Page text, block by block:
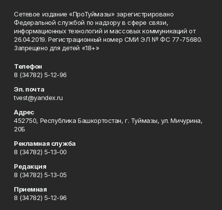
Сетевое издание «ПроТуймазы» зарегистрировано
Федеральной службой по надзору в сфере связи,
информационных технологий и массовых коммуникаций от
26.04.2019. Регистрационный номер СМИ ЭЛ № ФС 77-75680.
Запрещено для детей «18+»
Телефон
8 (34782) 5-12-96
Эл. почта
tvest@yandex.ru
Адрес
452750, Республика Башкортостан, г. Туймазы, ул. Мичурина,
20Б
Рекламная служба
8 (34782) 5-13-00
Редакция
8 (34782) 5-13-05
Приемная
8 (34782) 5-12-96